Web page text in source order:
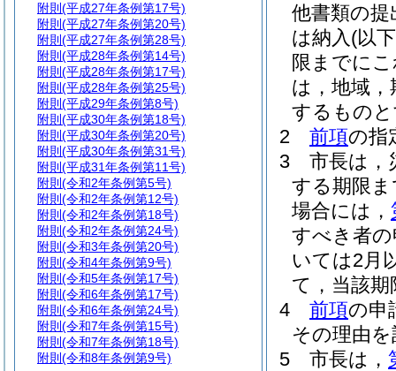
他書類の提
は納入(以
限までに
は，地域
するもの
2
前項の指
3
市長は，
する期限
場合には，
すべき者
いては2月
て，当該
4
前項の申
その理由
5
市長は，
附則 (平成27年条例第17号)
附則 (平成27年条例第20号)
附則 (平成27年条例第28号)
附則 (平成28年条例第14号)
附則 (平成28年条例第17号)
附則 (平成28年条例第25号)
附則 (平成29年条例第8号)
附則 (平成30年条例第18号)
附則 (平成30年条例第20号)
附則 (平成30年条例第31号)
附則 (平成31年条例第11号)
附則 (令和2年条例第5号)
附則 (令和2年条例第12号)
附則 (令和2年条例第18号)
附則 (令和2年条例第24号)
附則 (令和3年条例第20号)
附則 (令和4年条例第9号)
附則 (令和5年条例第17号)
附則 (令和6年条例第17号)
附則 (令和6年条例第24号)
附則 (令和7年条例第15号)
附則 (令和7年条例第18号)
附則 (令和8年条例第9号)